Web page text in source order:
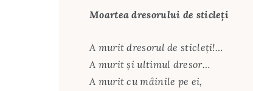
Moartea dresorului de sticleţi
A murit dresorul de sticleţi!…
A murit şi ultimul dresor…
A murit cu mâinile pe ei,